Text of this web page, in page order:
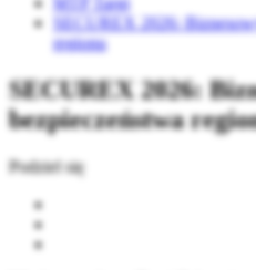
SECUREX 2026:
regionu
SECUREX 2026:
bezpieczeństwa
Podziel się